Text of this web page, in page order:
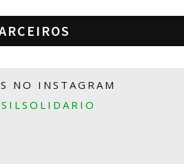
NO INSTAGRAM